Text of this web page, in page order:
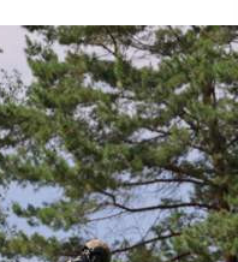
месяц в